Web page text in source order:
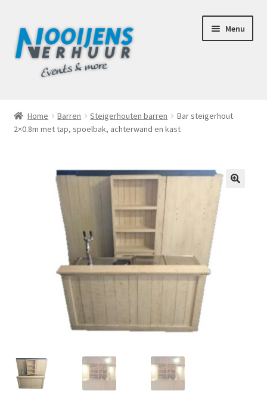
door
naar
navigatie
naar
de
Menu
Afhaalbox Tilburg
Totaal Concept Voor Je Bruiloft
Mijn account
Offerte aanvraag
Offerte aanvraag
Home Barren Steigerhouten barren
Bar steigerhout
2×0.8m met tap, spoelbak, achterwand en kast